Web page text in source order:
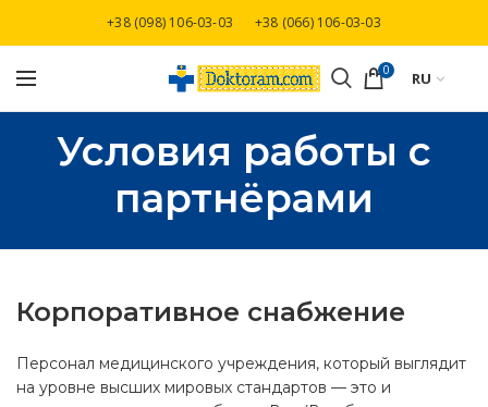
+38 (098) 106-03-03 +38 (066) 106-03-03
0 RU
Условия работы с
партнёрами
Корпоративное снабжение
Персонал медицинского учреждения, который выглядит
на уровне высших мировых стандартов — это и
Бесплатная доставка при заказе от 3000 грн